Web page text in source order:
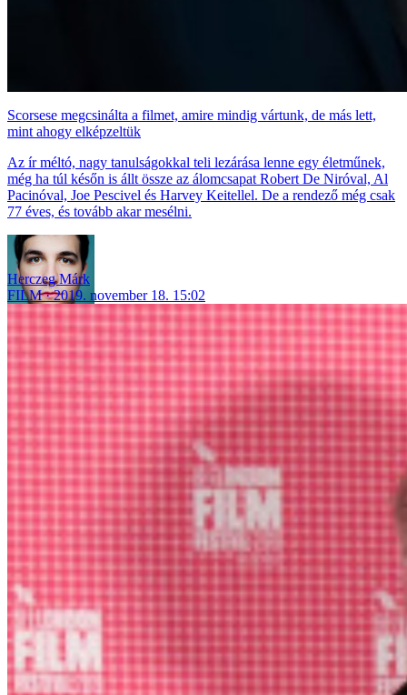
Scorsese megcsinálta a filmet, amire mindig vártunk, de más lett,
mint ahogy elképzeltük
Az ír méltó, nagy tanulságokkal teli lezárása lenne egy életműnek,
még ha túl későn is állt össze az álomcsapat Robert De Niróval, Al
Pacinóval, Joe Pescivel és Harvey Keitellel. De a rendező még csak
77 éves, és tovább akar mesélni.
Herczeg Márk
FILM
2019. november 18. 15:02